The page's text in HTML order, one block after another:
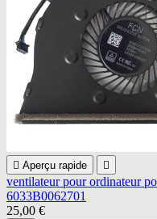
 Aperçu rapide 
ventilateur pour ordinateur
6033B0062701
25,00 €